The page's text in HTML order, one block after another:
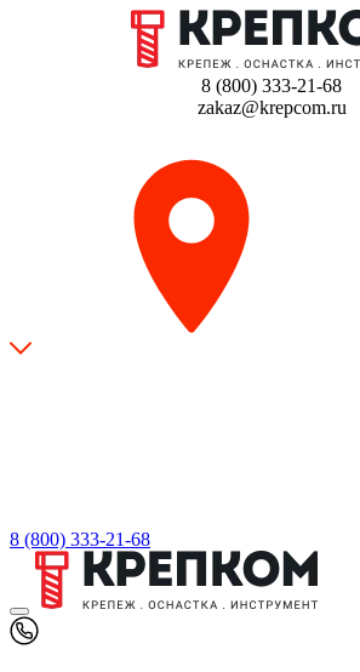
8 (800) 333-21-68
zakaz@krepcom.ru
8 (800) 333-21-68